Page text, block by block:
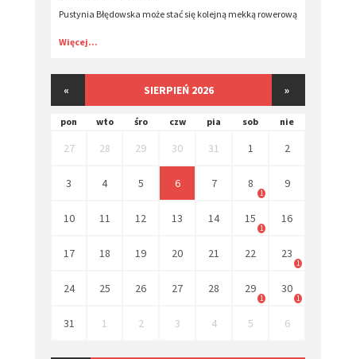
Pustynia Błędowska może stać się kolejną mekką rowerową
Więcej...
« SIERPIEŃ 2026 »
pon wto śro czw pia sob nie
27 28 29 30 31 1 2
3 4 5 6 7 8
1
9
10 11 12 13 14 15
1
16
17 18 19 20 21 22 23
1
24 25 26 27 28 29
1
30
1
31 1 2 3 4 5 6